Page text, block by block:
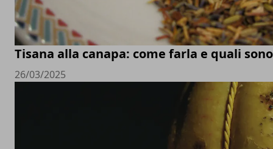
Tisana alla canapa: come farla e quali
26/03/2025